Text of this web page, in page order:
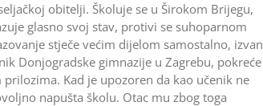
obitelji. Školuje se u ­Širokom Brijegu,
glasno svoj stav, protivi se suhoparnom
stječe većim dijelom samostalno, izvan
Donjogradske gimnazije u Zagrebu, pokreće
Kad je upozoren da kao učenik ne
napušta školu. Otac mu zbog toga